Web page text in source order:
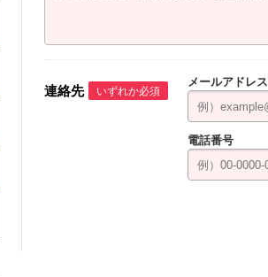
連絡先 いずれか必須
メールアドレス
電話番号